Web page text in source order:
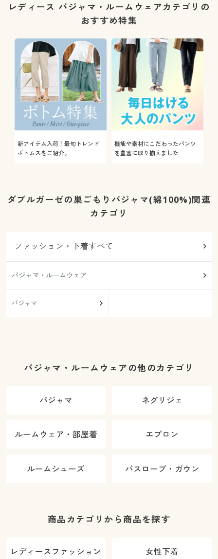
レディース パジャマ・ルームウェアカテゴリの
おすすめ特集
新アイテム入荷！最旬トレンド
ボトムスをご紹介。
機能や素材にこだわったパンツ
を豊富に取り揃えました
ダブルガーゼの巣ごもりパジャマ(綿100%)関連
カテゴリ
ファッション・下着すべて
パジャマ・ルームウェア
パジャマ
パジャマ・ルームウェアの他のカテゴリ
パジャマ ネグリジェ
ルームウェア・部屋着 エプロン
ルームシューズ バスローブ・ガウン
商品カテゴリから商品を探す
レディースファッション 女性下着